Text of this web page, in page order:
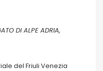
DI ALPE ADRIA,
del Friuli Venezia